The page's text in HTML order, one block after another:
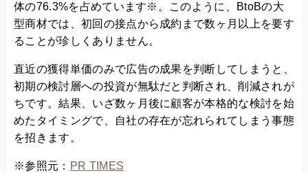
体の76.3%を占めています※。このように、BtoBの大
型商材では、初回の接点から成約まで数ヶ月以上を要す
ることが珍しくありません。
直近の獲得単価のみで広告の成果を判断してしまうと、
初期の検討層への投資が無駄だと判断され、削減されが
ちです。結果、いざ数ヶ月後に顧客が本格的な検討を始
めたタイミングで、自社の存在が忘れられてしまう事態
を招きます。
※参照元： PR TIMES